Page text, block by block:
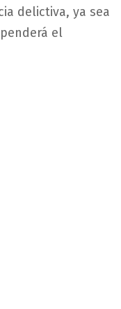
delictiva, ya sea
el